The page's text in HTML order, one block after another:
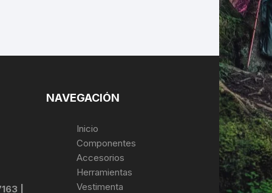
|
NAVEGACIÓN
Inicio
Componentes
Accesorios
Herramientas
Vestimenta